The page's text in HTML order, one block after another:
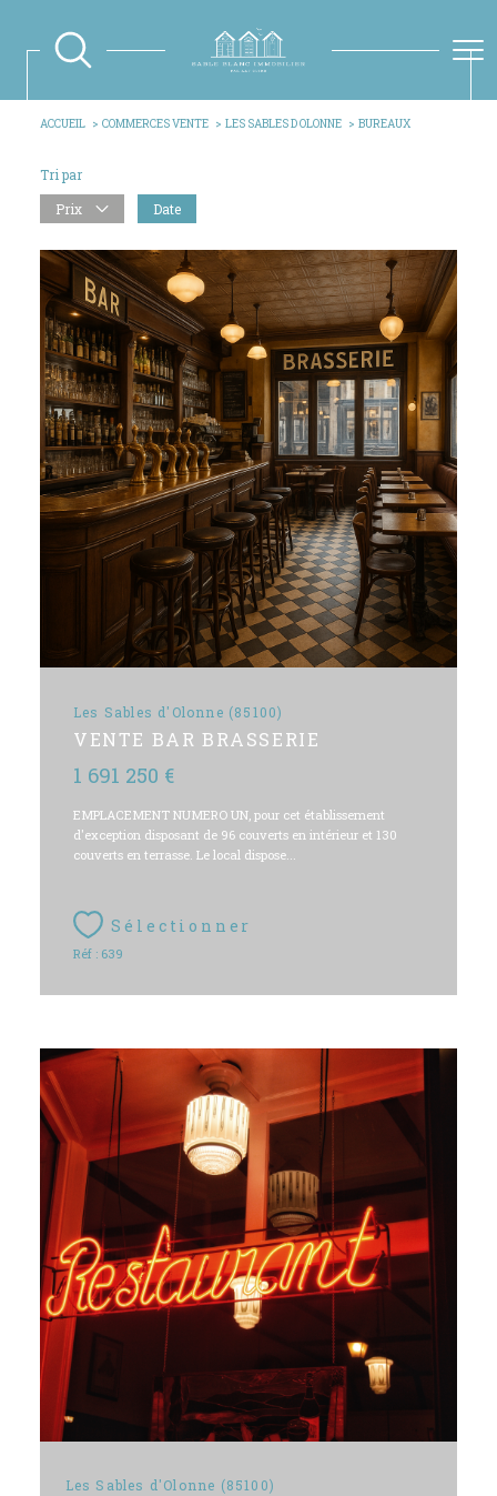
ACCUEIL COMMERCES VENTE LES SABLES D OLONNE BUREAUX
Tri par
Prix
Date
Les Sables d'Olonne (85100)
VENTE BAR BRASSERIE
1 691 250 €
EMPLACEMENT NUMERO UN, pour cet établissement
d'exception disposant de 96 couverts en intérieur et 130
couverts en terrasse. Le local dispose...
Sélectionner
Réf : 639
Les Sables d'Olonne (85100)